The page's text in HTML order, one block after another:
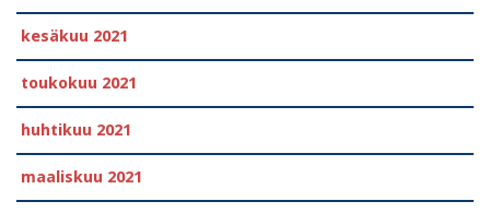
kesäkuu 2021
toukokuu 2021
huhtikuu 2021
maaliskuu 2021